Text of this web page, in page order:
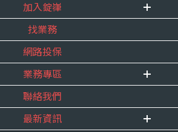
資法第三條規定得行使之權利及方
得行使之權利
錠嵂公司向 台端所蒐集之個人資
向錠嵂公司行使下列權利，除法令
定或履行契約所必要外，錠嵂公司
企業資訊
重要事跡
得獎紀錄
服務宣言
合作夥伴
加入錠嵂
內勤招聘
精英招募
年度增員計畫
找業務
網路投保
業務專區
E 線資源網
聯絡我們
最新資訊